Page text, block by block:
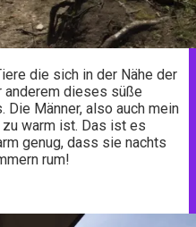
die sich in der Nähe der
anderem dieses süße
Die Männer, also auch mein
zu warm ist. Das ist es
genug, dass sie nachts
rum!